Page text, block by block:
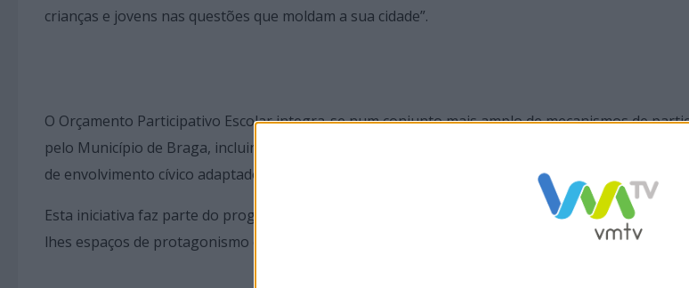
crianças e jovens nas questões que moldam a sua cidade”.
O Orçamento Participativo Escolar integra-se num conjunto mais amplo de mecanismos de
pelo Município de Braga, incluindo o Orçamento Participativo Jovem e o Orçamento Participativo
de envolvimento cívico adaptados às diferentes idades.
Esta iniciativa faz parte do programa Braga Cidade Amiga das Crianças, que visa capacitar
lhes espaços de protagonismo e participação nas decisões que influenciam o presente e o futuro